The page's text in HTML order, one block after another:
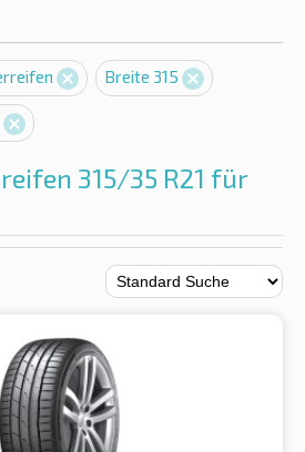
Breite 315
315/35 R21 für